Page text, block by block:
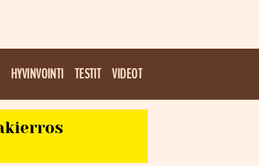
HYVINVOINTI TESTIT VIDEOT